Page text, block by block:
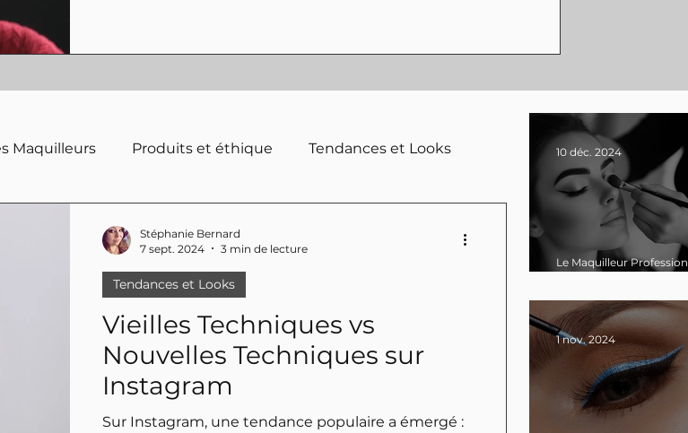
Maquilleurs Produits et éthique Tendances et Looks
Vieilles Techniques vs
Nouvelles Techniques sur
Instagram
Sur Instagram, une tendance populaire a émergé :
Tendances et Looks
Stéphanie Bernard
7 sept. 2024
3 min de lecture
Le Maquilleur
Technicien avant d'être
10 déc. 2024
1 nov. 2024